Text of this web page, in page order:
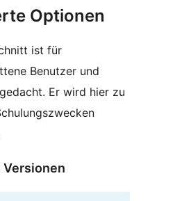
Optionen
ist für
Benutzer und
Er wird hier zu